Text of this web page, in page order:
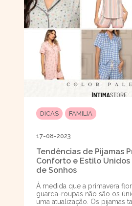
DICAS FAMILIA
17-08-2023
Tendências de Pijamas
Conforto e Estilo
de Sonhos
À medida que a primavera
guarda-roupas não são os
uma atualização. Os pijamas